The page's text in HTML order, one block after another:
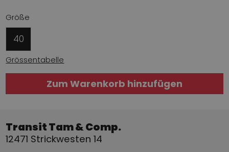
Größe
40
Grössentabelle
Zum Warenkorb hinzufügen
Transit Tam & Comp.
12471 Strickwesten 14